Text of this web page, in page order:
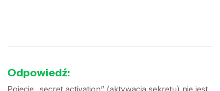
Odpowiedź:
Pojęcie „secret activation” (aktywacja sekretu) nie jest